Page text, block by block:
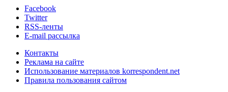
Facebook
Twitter
RSS-ленты
E-mail рассылка
Контакты
Реклама на сайте
Использование материалов korrespondent.net
Правила пользования сайтом